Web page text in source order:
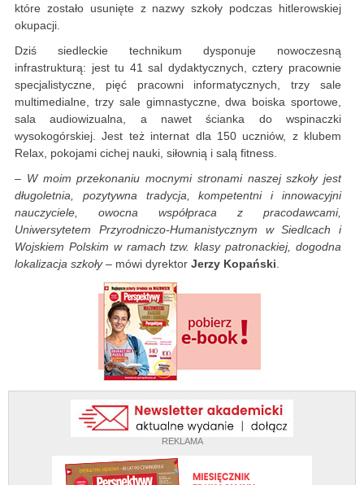
REKLAMA
które zostało usunięte z nazwy szkoły podczas hitlerowskiej
okupacji.
Dziś siedleckie technikum dysponuje nowoczesną
infrastrukturą: jest tu 41 sal dydaktycznych, cztery pracownie
specjalistyczne, pięć pracowni informatycznych, trzy sale
multimedialne, trzy sale gimnastyczne, dwa boiska sportowe,
sala audiowizualna, a nawet ścianka do wspinaczki
wysokogórskiej. Jest też internat dla 150 uczniów, z klubem
Relax, pokojami cichej nauki, siłownią i salą fitness.
– W moim przekonaniu mocnymi stronami naszej szkoły jest
długoletnia, pozytywna tradycja, kompetentni i innowacyjni
nauczyciele, owocna współpraca z pracodawcami,
Uniwersytetem Przyrodniczo-Humanistycznym w Siedlcach i
Wojskiem Polskim w ramach tzw. klasy patronackiej, dogodna
lokalizacja szkoły– mówi dyrektor Jerzy Kopański